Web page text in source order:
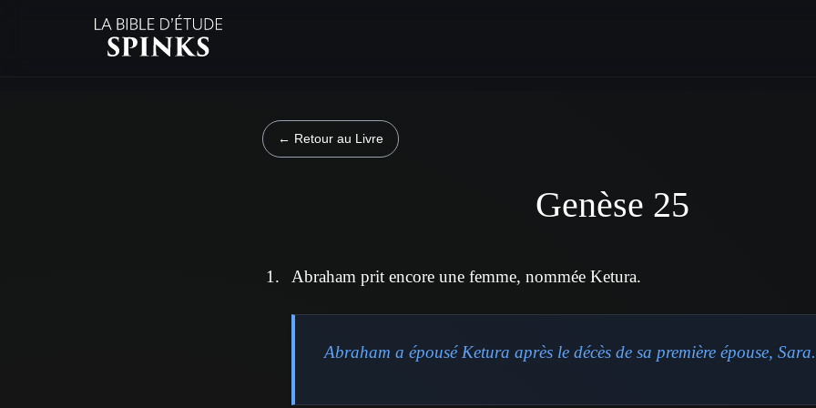
← Retour au Livre
Genèse 25
Abraham prit encore une femme, nommée Ketura.
Abraham a épousé Ketura après le décès de sa première épouse, Sara.